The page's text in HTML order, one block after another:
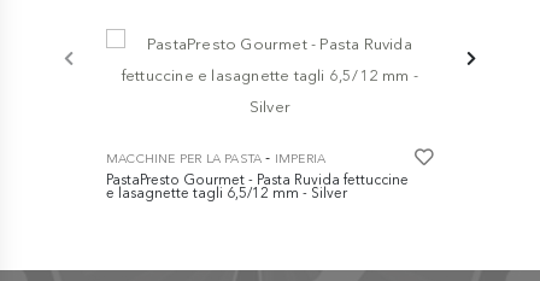
MACCHINE PER LA PASTA - IMPERIA
PastaPresto Gourmet - Pasta Ruvida fettuccine
e lasagnette tagli 6,5/12 mm - Silver